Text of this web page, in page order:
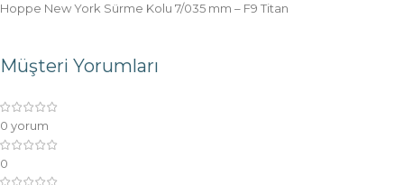
Hoppe New York Sürme Kolu 7/035 mm – F9 Titan
Müşteri Yorumları
0 yorum
0